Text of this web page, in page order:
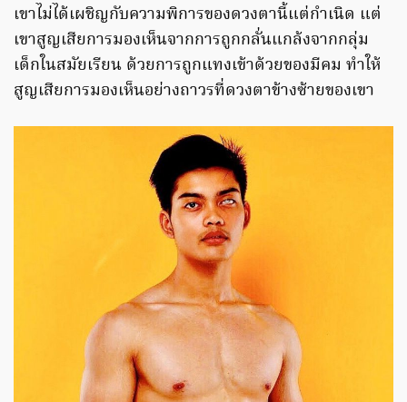
เขาไม่ได้เผชิญกับความพิการของดวงตานี้แต่กำเนิด แต่
เขาสูญเสียการมองเห็นจากการถูกกลั่นแกล้งจากกลุ่ม
เด็กในสมัยเรียน ด้วยการถูกแทงเข้าด้วยของมีคม ทำให้
สูญเสียการมองเห็นอย่างถาวรที่ดวงตาข้างซ้ายของเขา